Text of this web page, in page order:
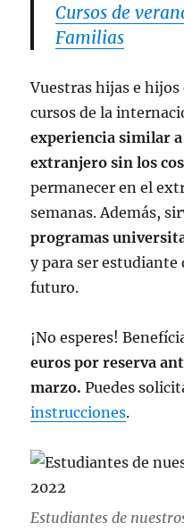
Cursos de
Familias
Vuestras hijas e
cursos de la
experiencia similar
extranjero sin los
permanecer en el
semanas. Además,
programas
y para ser
futuro.
¡No esperes!
euros por reserva
marzo. Puedes
instrucciones.
Estudiantes de